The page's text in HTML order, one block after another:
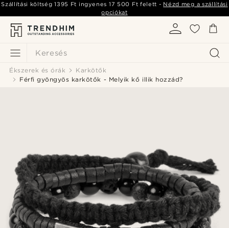
Keresés
Szállítási költség1395 Ft ingyenes 17 500 Ft felett - Nézd meg a szállítási
opciókat
Ékszerek és órák
Karkötők
Férfi gyöngyös karkötők - Melyik kő illik hozzád?